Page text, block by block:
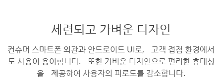
세련되고 가벼운 디자인
컨슈머 스마트폰 외관과 안드로이드 UI로, 고객 접점 환경에서
도 사용이 용이합니다. 또한 가벼운 디자인으로 편리한 휴대성
을 제공하여 사용자의 피로도를 감소합니다.